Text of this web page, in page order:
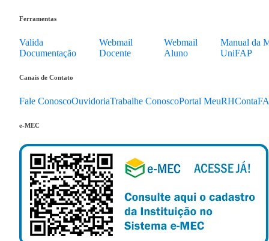
Ferramentas
Valida
Documentação
Webmail
Docente
Webmail
Aluno
Manual da
UniFAP
Canais de Contato
Fale ConoscoOuvidoriaTrabalhe ConoscoPortal MeuRH
e-MEC